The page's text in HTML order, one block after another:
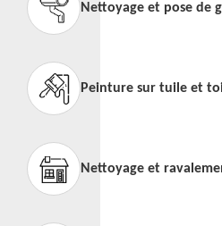
Nettoyage et pose de
Peinture sur tuile et
Nettoyage et